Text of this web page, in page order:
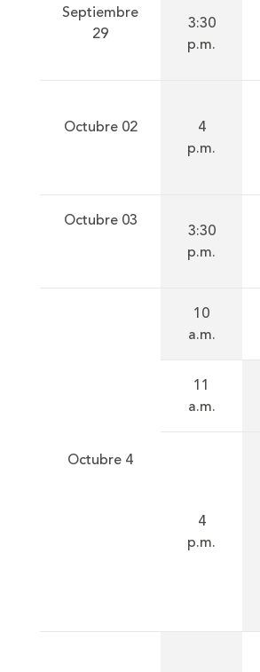
Septiembre
29
3:30
p.m.
Octubre 02
4
p.m.
Octubre 03
3:30
p.m.
Octubre 4
10
a.m.
11
a.m.
4
p.m.